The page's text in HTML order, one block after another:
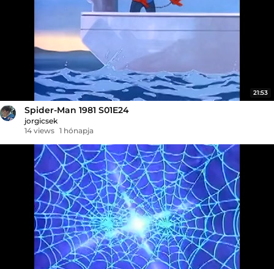
21:53
Spider-Man 1981 S01E24
jorgicsek
14 views 1 hónapja